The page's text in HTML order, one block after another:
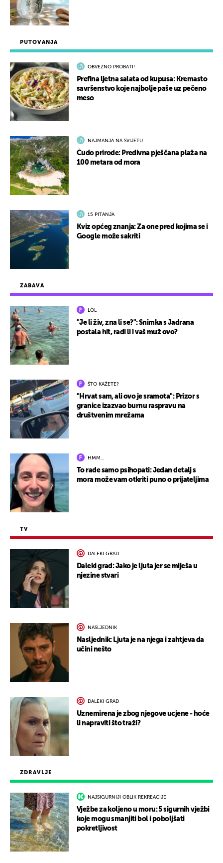
ZDRAVLJE
NAJSIGURNIJI OBLIK REKREACIJE
Vježbe za koljeno u moru: 5 sigurnih vježbi
koje mogu smanjiti bol i poboljšati
pokretljivost
ZABAVA
LOL
"Je li živ, zna li se?": Snimka s Jadrana
postala hit, radi li i vaš muž ovo?
ŠTO KAŽETE?
"Hrvat sam, ali ovo je sramota": Prizor s
granice izazvao burnu raspravu na
društvenim mrežama
HMM…
To rade samo psihopati: Jedan detalj s
mora može vam otkriti puno o prijateljima
TV
DALEKI GRAD
Daleki grad: Jako je ljuta jer se miješa u
njezine stvari
NASLJEDNIK
Nasljednik: Ljuta je na njega i zahtjeva da
učini nešto
DALEKI GRAD
Uznemirena je zbog njegove ucjene - hoće
li napraviti što traži?
PUTOVANJA
OBVEZNO PROBATI!
Prefina ljetna salata od kupusa: Kremasto
savršenstvo koje najbolje paše uz pečeno
meso
NAJMANJA NA SVIJETU
Čudo prirode: Predivna pješčana plaža na
100 metara od mora
15 PITANJA
Kviz općeg znanja: Za one pred kojima se i
Google može sakriti